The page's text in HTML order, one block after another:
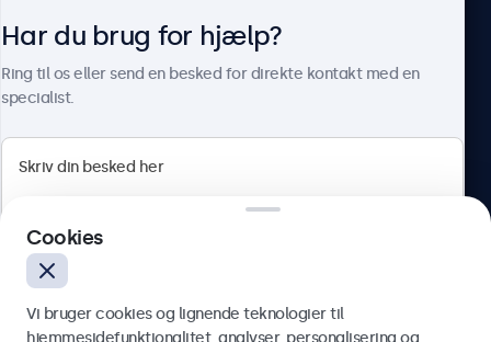
Herstedøstervej 27-29, unit A, 2620 Albertslund, Danmark
Dansk
Har du brug for hjælp?
Ring til os eller send en besked for direkte kontakt med en
specialist.
Cookies
Vi bruger cookies og lignende teknologier til
hjemmesidefunktionalitet, analyser, personalisering og